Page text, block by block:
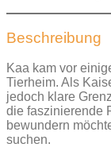
Beschreibung
Kaa kam vor
Tierheim. Als
jedoch klare
die faszinierende
bewundern
suchen.